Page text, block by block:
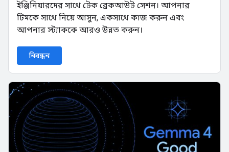
ইঞ্জিনিয়ারদের সাথে টেক ব্রেকআউট সেশন। আপনার
টিমকে সাথে নিয়ে আসুন, একসাথে কাজ করুন এবং
আপনার স্ট্যাককে আরও উন্নত করুন।
নিবন্ধন